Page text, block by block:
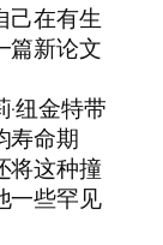
己在有生
篇新论文
纽金特带
寿命期
将这种撞
一些罕见